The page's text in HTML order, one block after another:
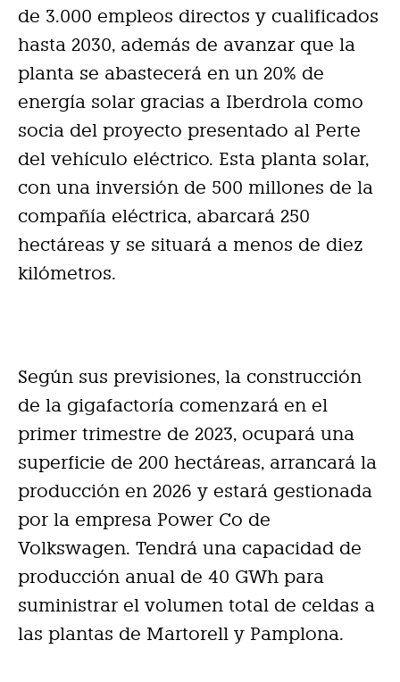
de 3.000 empleos directos y cualificados
hasta 2030, además de avanzar que la
planta se abastecerá en un 20% de
energía solar gracias a Iberdrola como
socia del proyecto presentado al Perte
del vehículo eléctrico. Esta planta solar,
con una inversión de 500 millones de la
compañía eléctrica, abarcará 250
hectáreas y se situará a menos de diez
kilómetros.
Según sus previsiones, la construcción
de la gigafactoría comenzará en el
primer trimestre de 2023, ocupará una
superficie de 200 hectáreas, arrancará la
producción en 2026 y estará gestionada
por la empresa Power Co de
Volkswagen. Tendrá una capacidad de
producción anual de 40 GWh para
suministrar el volumen total de celdas a
las plantas de Martorell y Pamplona.